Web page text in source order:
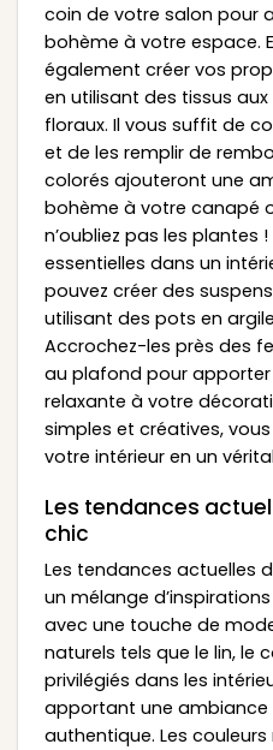
coin de votre salon pour
bohème à votre espace.
également créer vos
en utilisant des tissus
floraux. Il vous suffit de
et de les remplir de
colorés ajouteront une
bohème à votre canapé
n’oubliez pas les plantes
essentielles dans un
pouvez créer des
utilisant des pots en
Accrochez-les près des
au plafond pour
relaxante à votre
simples et créatives,
votre intérieur en un
Les tendances
chic
Les tendances actuelles
un mélange
avec une touche de
naturels tels que le lin, le
privilégiés dans les
apportant une ambiance
authentique. Les